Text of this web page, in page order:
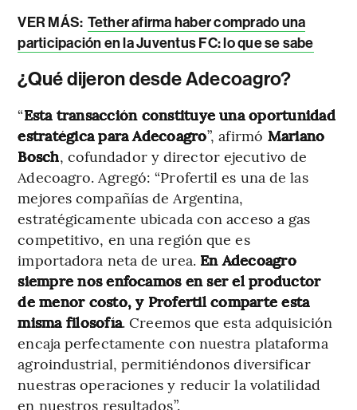
VER MÁS: Tether afirma haber comprado una
participación en la Juventus FC: lo que se sabe
¿Qué dijeron desde Adecoagro?
“Esta transacción constituye una oportunidad
estratégica para Adecoagro”, afirmó Mariano
Bosch, cofundador y director ejecutivo de
Adecoagro. Agregó: “Profertil es una de las
mejores compañías de Argentina,
estratégicamente ubicada con acceso a gas
competitivo, en una región que es
importadora neta de urea. En Adecoagro
siempre nos enfocamos en ser el productor
de menor costo, y Profertil comparte esta
misma filosofía. Creemos que esta adquisición
encaja perfectamente con nuestra plataforma
agroindustrial, permitiéndonos diversificar
nuestras operaciones y reducir la volatilidad
en nuestros resultados”.